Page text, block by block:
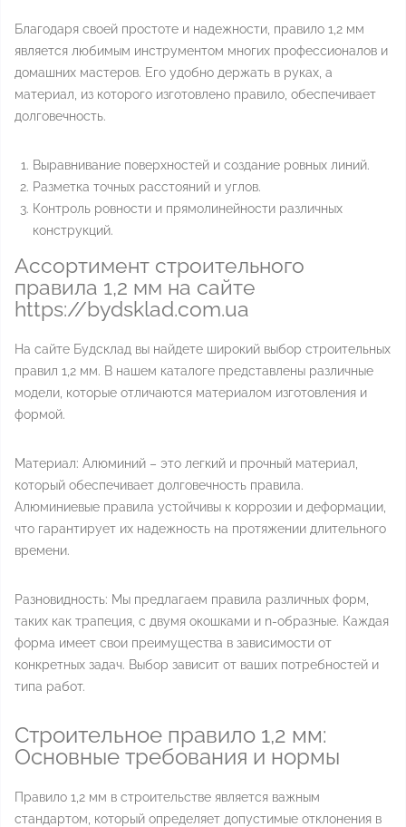
Благодаря своей простоте и надежности, правило 1,2 мм
является любимым инструментом многих профессионалов и
домашних мастеров. Его удобно держать в руках, а
материал, из которого изготовлено правило, обеспечивает
долговечность.
Выравнивание поверхностей и создание ровных линий.
Разметка точных расстояний и углов.
Контроль ровности и прямолинейности различных
конструкций.
Ассортимент строительного
правила 1,2 мм на сайте
https://bydsklad.com.ua
На сайте Будсклад вы найдете широкий выбор строительных
правил 1,2 мм. В нашем каталоге представлены различные
модели, которые отличаются материалом изготовления и
формой.
Материал: Алюминий – это легкий и прочный материал,
который обеспечивает долговечность правила.
Алюминиевые правила устойчивы к коррозии и деформации,
что гарантирует их надежность на протяжении длительного
времени.
Разновидность: Мы предлагаем правила различных форм,
таких как трапеция, с двумя окошками и n-образные. Каждая
форма имеет свои преимущества в зависимости от
конкретных задач. Выбор зависит от ваших потребностей и
типа работ.
Строительное правило 1,2 мм:
Основные требования и нормы
Правило 1,2 мм в строительстве является важным
стандартом, который определяет допустимые отклонения в